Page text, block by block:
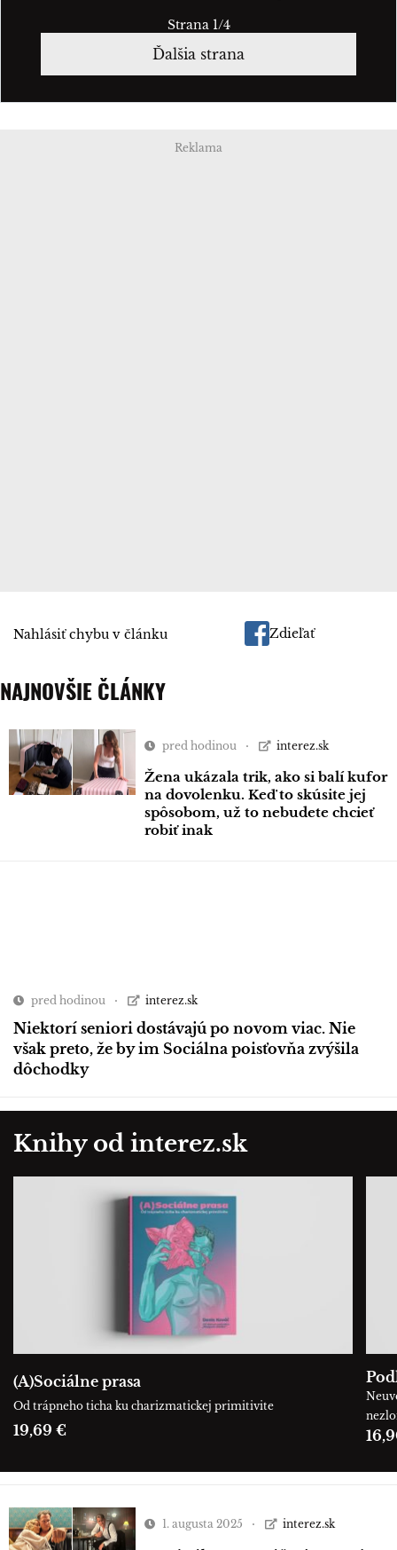
Strana 1/4
Ďalšia strana
Reklama
Nahlásiť chybu v článku Zdieľať
NAJNOVŠIE ČLÁNKY
pred hodinou interez.sk
Žena ukázala trik, ako si balí kufor
na dovolenku. Keď to skúsite jej
spôsobom, už to nebudete chcieť
robiť inak
pred hodinou interez.sk
Niektorí seniori dostávajú po novom viac. Nie
však preto, že by im Sociálna poisťovňa zvýšila
dôchodky
Knihy od interez.sk
(A)Sociálne prasa
Od trápneho ticha ku charizmatickej primitivite
19,69 €
1. augusta 2025 interez.sk